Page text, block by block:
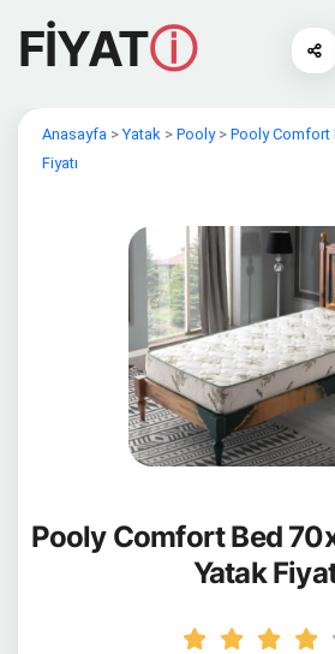
FİYATⓘ
Anasayfa >Yatak > Pooly> Pooly Comfort
Fiyatı
Pooly Comfort Bed
Yatak